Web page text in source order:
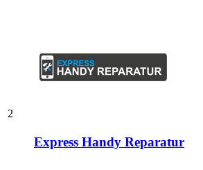
2
Express Handy Reparatur